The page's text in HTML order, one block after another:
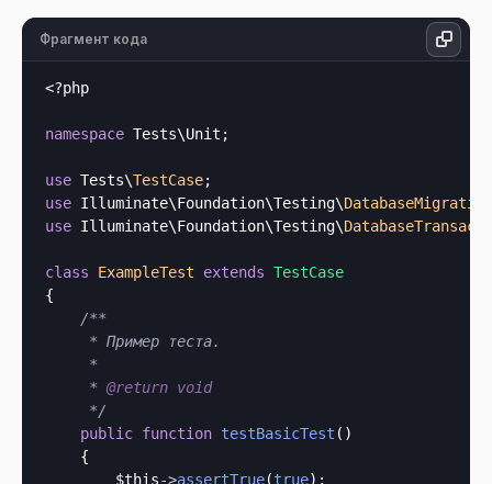
Фрагмент кода
<?php
namespace Tests\Unit;
use Tests\TestCase
use Illuminate\Foundation\Testing\
use Illuminate\Foundation\Testing\
class ExampleTest extends TestCase
{
/**
     * Пример теста.
     *
     *
@return void
     */
public function testBasicTest ()
    {
$this->assertTrue(true);